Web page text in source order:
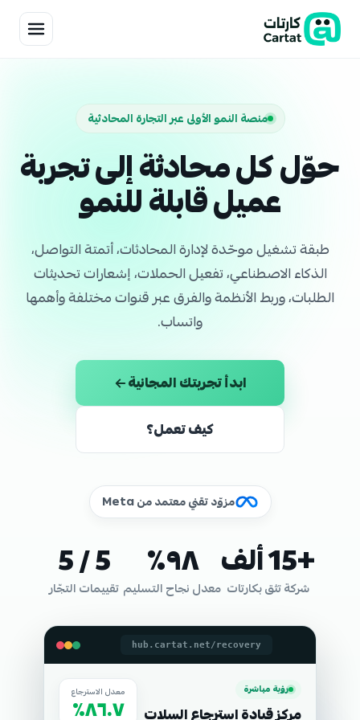
منصة النمو الأولى عبر التجارة المحادثية
حوّل كل محادثة إلى تجربة
عميل قابلة للنمو
طبقة تشغيل موحّدة لإدارة المحادثات، أتمتة التواصل،
الذكاء الاصطناعي، تفعيل الحملات، إشعارات تحديثات
الطلبات، وربط الأنظمة والفرق عبر قنوات مختلفة وأهمها
واتساب.
ابدأ تجربتك المجانية
كيف تعمل؟
مزوّد تقني معتمد من Meta
+15 ألف
شركة تثق بكارتات
٩٨٪
معدل نجاح التسليم
5 / 5
تقييمات التجّار
hub.cartat.net/recovery
رؤية مباشرة
مركز قيادة استرجاع السلات
معدل الاسترجاع
٨٦.٧٪